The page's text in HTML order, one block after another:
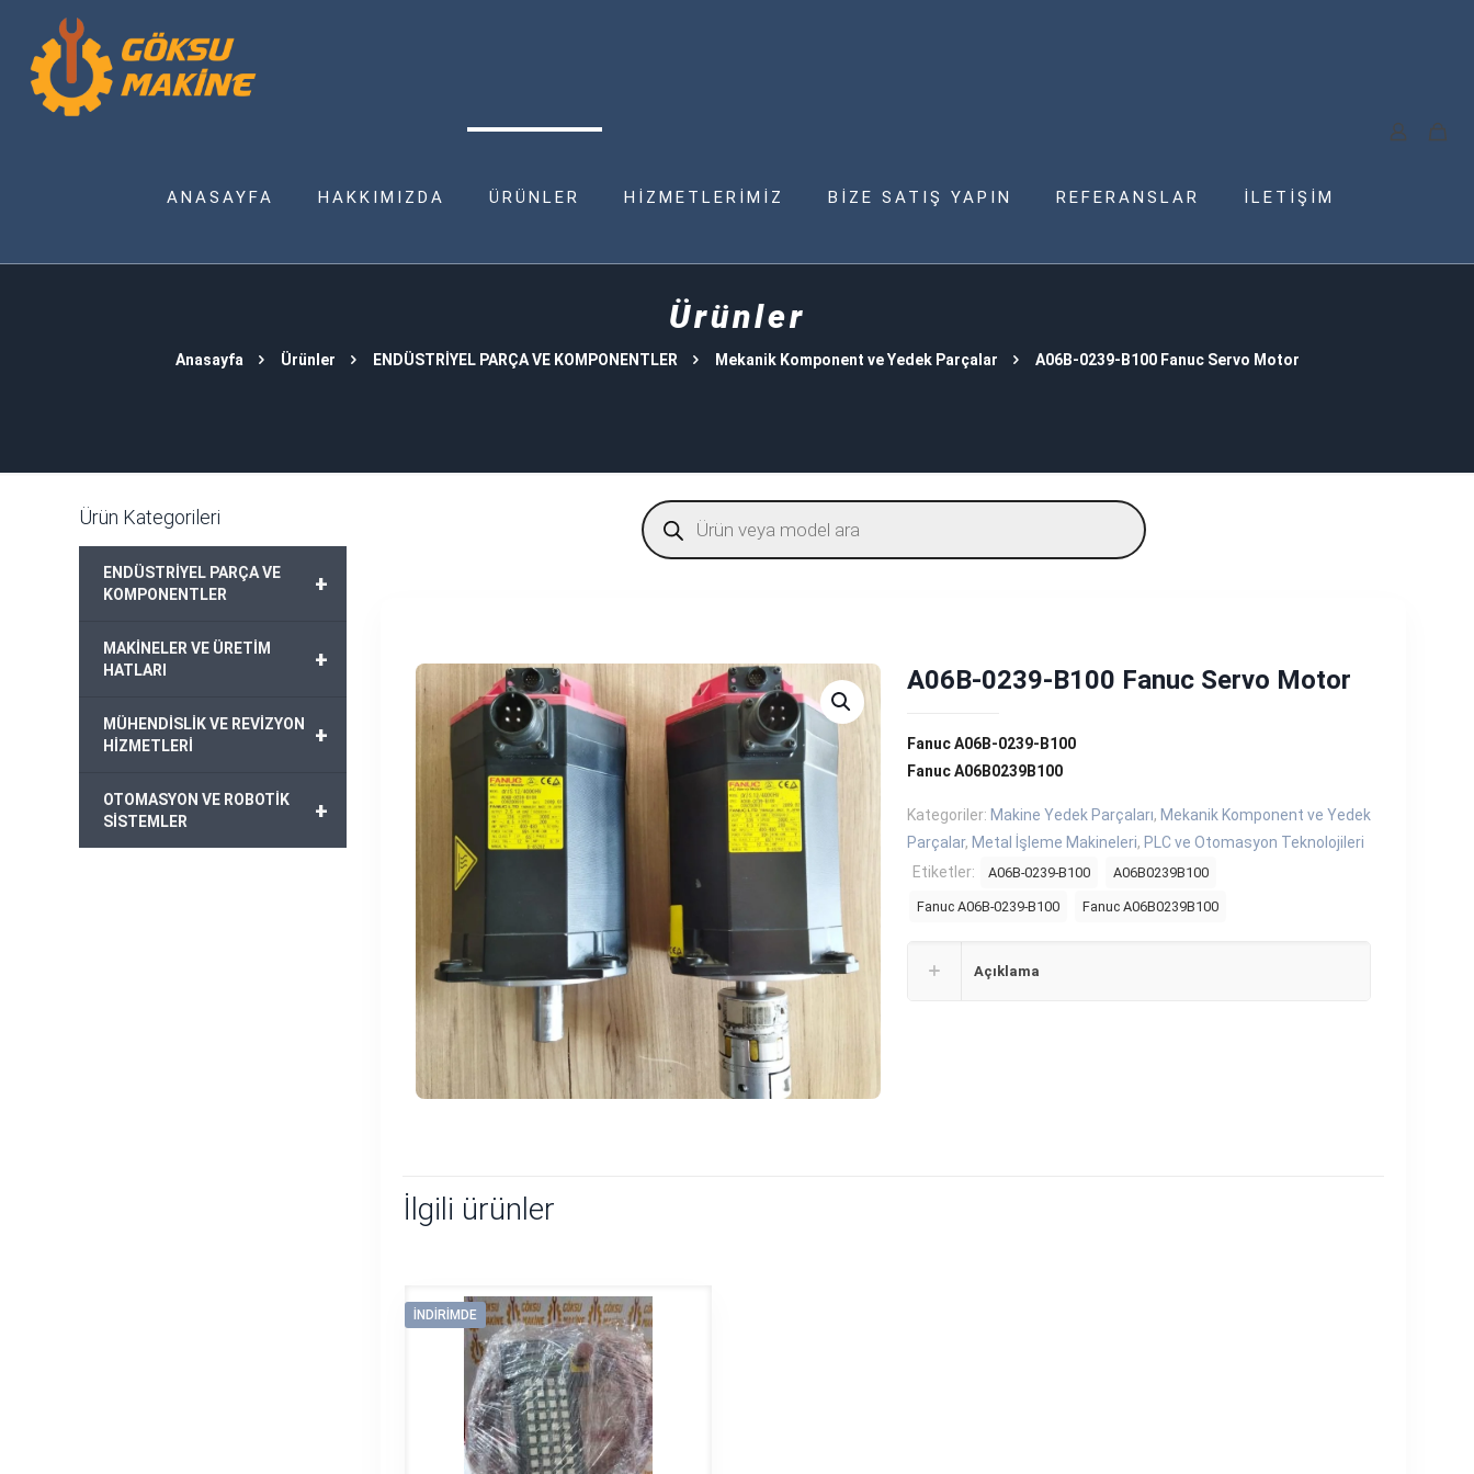
ANASAYFA HAKKIMIZDA ÜRÜNLER HİZMETLERİMİZ BİZE SATIŞ YAPIN REFERANSLAR İLETİŞİM
Ürünler
Anasayfa Ürünler ENDÜSTRİYEL PARÇA VE KOMPONENTLER Mekanik Komponent ve Yedek Parçalar A06B-0239-B100 Fanuc Servo Motor
Products
search
A06B-0239-B100 Fanuc Servo Motor
Fanuc A06B-0239-B100
Fanuc A06B0239B100
Kategoriler: Makine Yedek Parçaları, Mekanik Komponent ve Yedek
Parçalar, Metal İşleme Makineleri, PLC ve Otomasyon Teknolojileri
Etiketler:
A06B-0239-B100 A06B0239B100
Fanuc A06B-0239-B100 Fanuc A06B0239B100
Açıklama
İlgili ürünler
İNDIRIMDE
Ürün Kategorileri
+
ENDÜSTRİYEL PARÇA VE
KOMPONENTLER
+
MAKİNELER VE ÜRETİM
HATLARI
+
MÜHENDİSLİK VE REVİZYON
HİZMETLERİ
+
OTOMASYON VE ROBOTİK
SİSTEMLER